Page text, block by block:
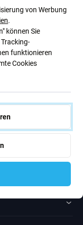
über Rabatte und
Abonnieren
von Werbung
.
können Sie
funktionieren
Cookies